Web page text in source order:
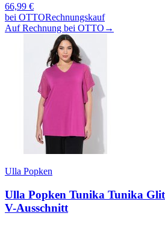
66,99 €
bei OTTORechnungskauf
Auf Rechnung bei OTTO →
Ulla Popken
Ulla Popken Tunika Tunika
V-Ausschnitt